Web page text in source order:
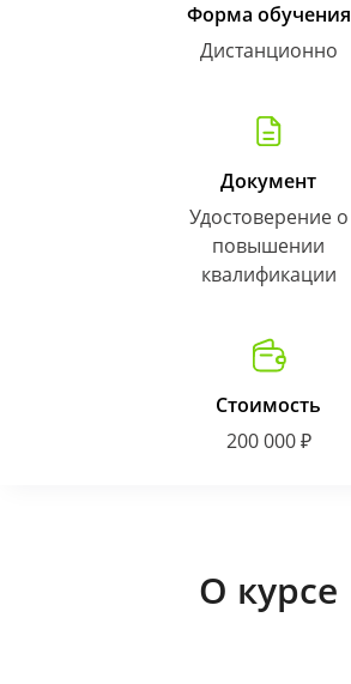
Форма обучения
Дистанционно
Документ
Удостоверение о
повышении
квалификации
Стоимость
200 000 ₽
О курсе